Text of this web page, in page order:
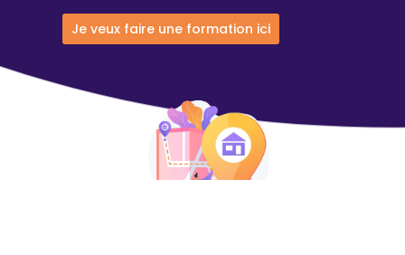
Je veux faire une formation ici